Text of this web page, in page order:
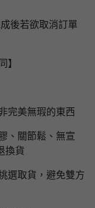
後若欲取消訂單
】
完美無瑕的東西
、關節鬆、無宣
換貨
選取貨，避免雙方